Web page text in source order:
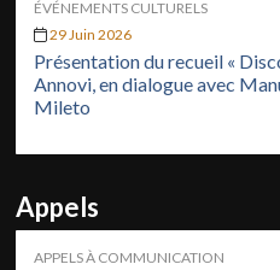
ÉVÉNEMENTS CULTURELS
29 Juin 2026
Présentation du recueil «
Annovi, en dialogue avec
Mileto
Appels
APPELS À COMMUNICATION